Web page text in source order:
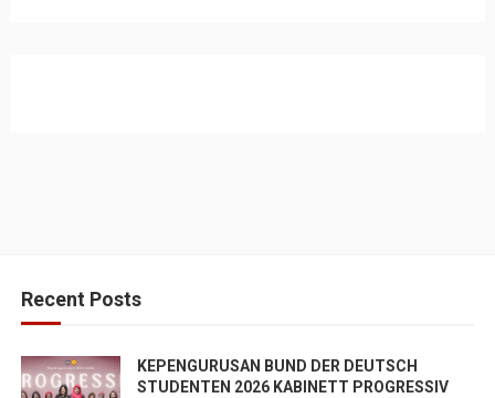
Recent Posts
KEPENGURUSAN BUND DER DEUTSCH
STUDENTEN 2026 KABINETT PROGRESSIV